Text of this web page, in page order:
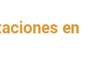
en